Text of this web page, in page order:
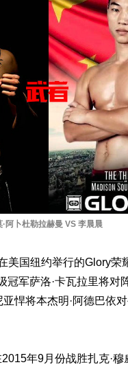
·阿卜杜勒拉赫曼 VS 李晨晨
国纽约举行的Glory荣
军萨洛·卡瓦拉里将对
悍将本杰明·阿德巴依
年9月份战胜扎克·穆